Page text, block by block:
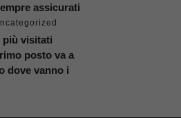
assicurati
più visitati
posto va a
dove vanno i